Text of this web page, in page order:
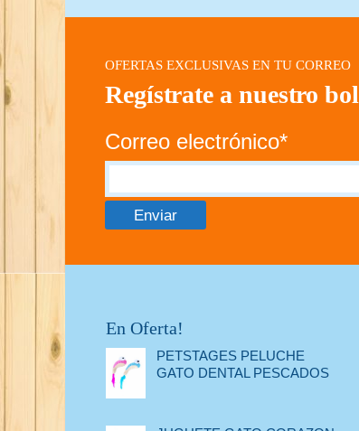
OFERTAS EXCLUSIVAS EN TU CORREO
Regístrate a nuestro
Correo electrónico*
En Oferta!
PETSTAGES PELUCHE
GATO DENTAL PESCADOS